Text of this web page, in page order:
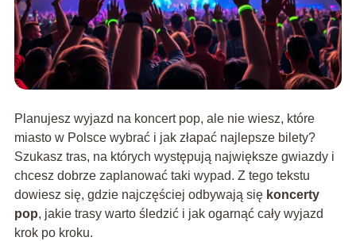
Planujesz wyjazd na koncert pop, ale nie wiesz, które
miasto w Polsce wybrać i jak złapać najlepsze bilety?
Szukasz tras, na których występują największe gwiazdy i
chcesz dobrze zaplanować taki wypad. Z tego tekstu
dowiesz się, gdzie najczęściej odbywają się koncerty
pop, jakie trasy warto śledzić i jak ogarnąć cały wyjazd
krok po kroku.